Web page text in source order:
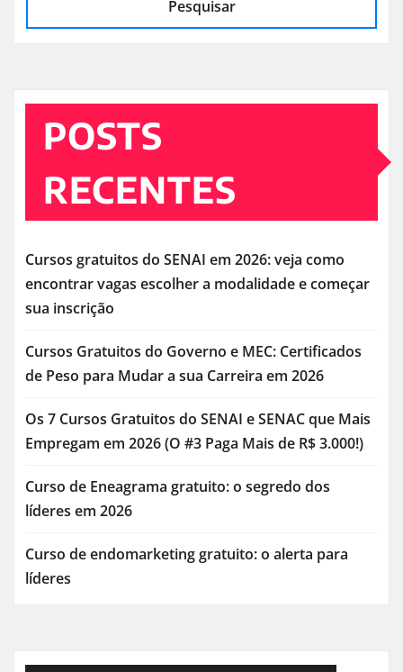
Pesquisar
POSTS
RECENTES
Cursos gratuitos do SENAI em 2026: veja como
encontrar vagas escolher a modalidade e começar
sua inscrição
Cursos Gratuitos do Governo e MEC: Certificados
de Peso para Mudar a sua Carreira em 2026
Os 7 Cursos Gratuitos do SENAI e SENAC que Mais
Empregam em 2026 (O #3 Paga Mais de R$ 3.000!)
Curso de Eneagrama gratuito: o segredo dos
líderes em 2026
Curso de endomarketing gratuito: o alerta para
líderes